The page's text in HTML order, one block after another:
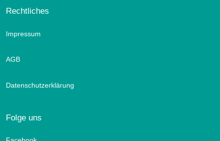
Rechtliches
Impressum
AGB
Datenschutzerklärung
Folge uns